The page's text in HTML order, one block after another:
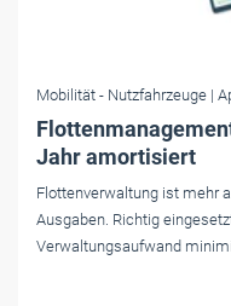
Mobilität - Nutzfahrzeuge |
Jahr amortisiert
Flottenverwaltung ist mehr
Ausgaben. Richtig
Verwaltungsaufwand